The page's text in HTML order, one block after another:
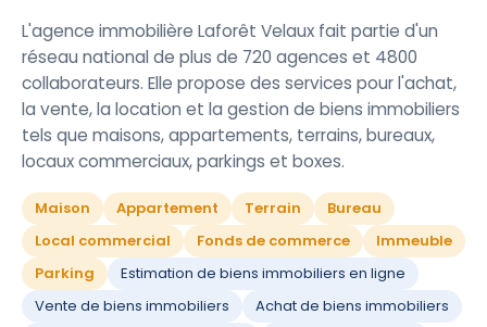
L'agence immobilière Laforêt Velaux fait partie d'un
réseau national de plus de 720 agences et 4800
collaborateurs. Elle propose des services pour l'achat,
la vente, la location et la gestion de biens immobiliers
tels que maisons, appartements, terrains, bureaux,
locaux commerciaux, parkings et boxes.
Maison Appartement Terrain
Bureau
Local commercial
Fonds de commerce
Immeuble
Parking
Estimation de biens immobiliers en ligne
Vente de biens immobiliers
Achat de biens immobiliers